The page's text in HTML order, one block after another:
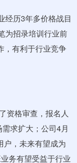
历3年多价格战目
为招录培训行业前
，有利于行业竞争
格审查，报名人
求扩大；公司4月
户，未来有望成为
务有望受益于行业